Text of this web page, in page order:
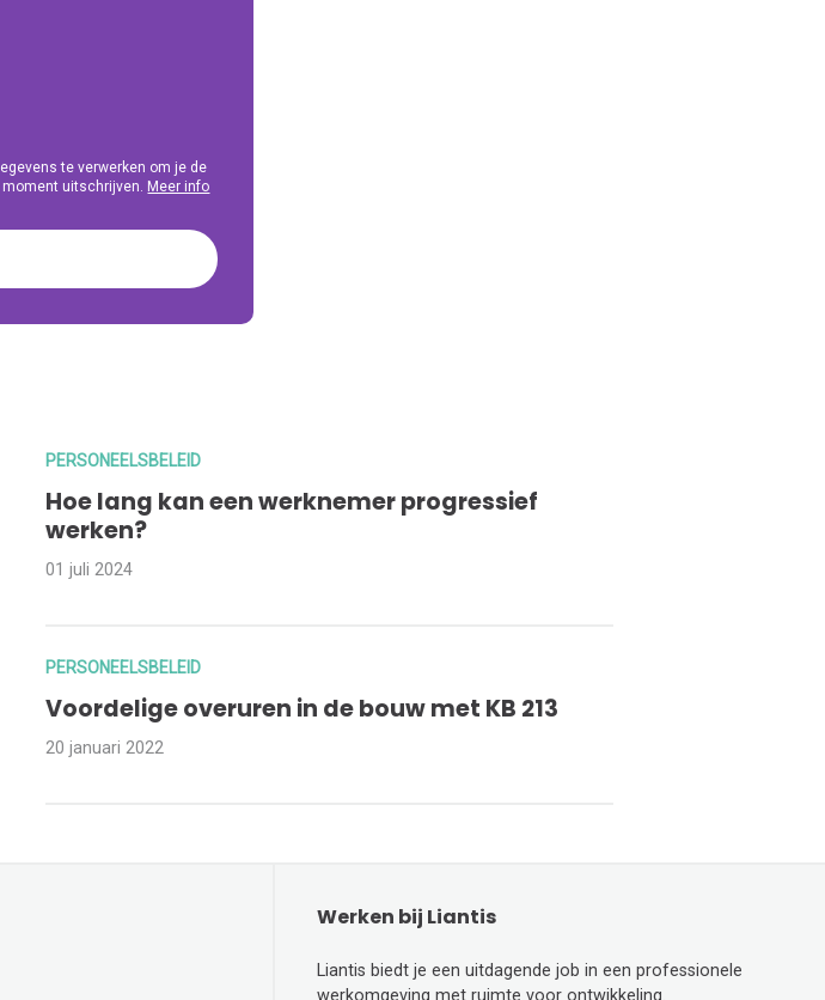
te verwerken om je de
moment uitschrijven. Meer info
PERSONEELSBELEID
Hoe lang kan een werknemer progressief
werken?
01 juli 2024
PERSONEELSBELEID
Voordelige overuren in de bouw met KB 213
20 januari 2022
Werken bij Liantis
Liantis biedt je een uitdagende job in een professionele